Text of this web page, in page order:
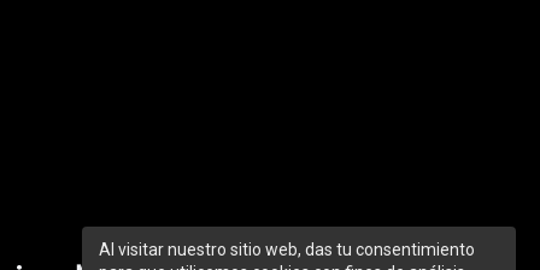
Al visitar nuestro sitio web, das tu consentimiento